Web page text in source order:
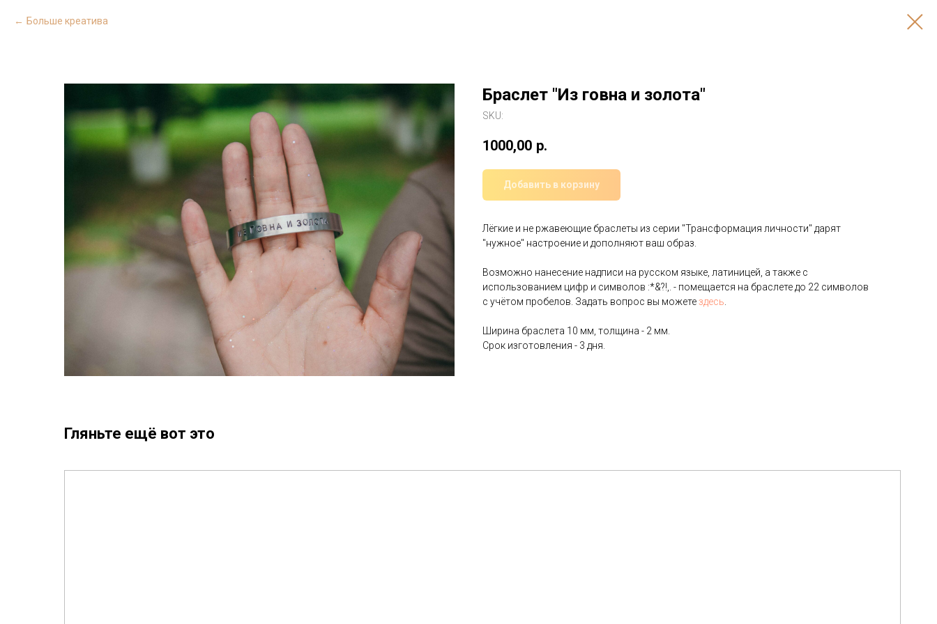
Больше креатива
Браслет "Из говна и золота"
SKU:
1000,00 р.
Добавить в корзину
Лёгкие и не ржавеющие браслеты из серии "Трансформация личности" дарят
"нужное" настроение и дополняют ваш образ.
Возможно нанесение надписи на русском языке, латиницей, а также с
использованием цифр и символов :*&?!,. - помещается на браслете до 22 символов
с учётом пробелов. Задать вопрос вы можетездесь.
Ширина браслета 10 мм, толщина - 2 мм.
Срок изготовления - 3 дня.
Гляньте ещё вот это